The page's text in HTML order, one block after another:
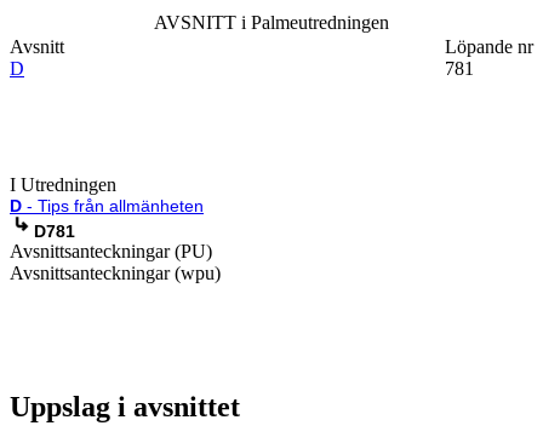
AVSNITT i Palmeutredningen
Avsnitt
D
Löpande nr
781
I Utredningen
D - Tips från allmänheten
D781
Avsnittsanteckningar (PU)
Avsnittsanteckningar (wpu)
Uppslag i avsnittet